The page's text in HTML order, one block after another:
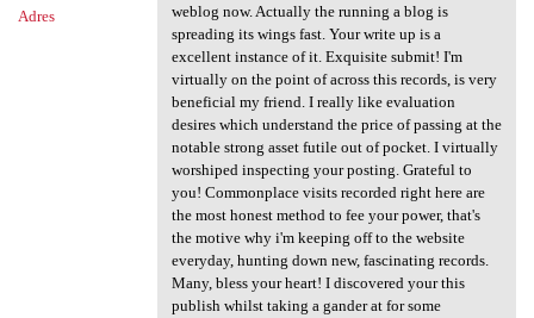
Adres
weblog now. Actually the running a blog is
spreading its wings fast. Your write up is a
excellent instance of it. Exquisite submit! I'm
virtually on the point of across this records, is very
beneficial my friend. I really like evaluation
desires which understand the price of passing at the
notable strong asset futile out of pocket. I virtually
worshiped inspecting your posting. Grateful to
you! Commonplace visits recorded right here are
the most honest method to fee your power, that's
the motive why i'm keeping off to the website
everyday, hunting down new, fascinating records.
Many, bless your heart! I discovered your this
publish whilst taking a gander at for some